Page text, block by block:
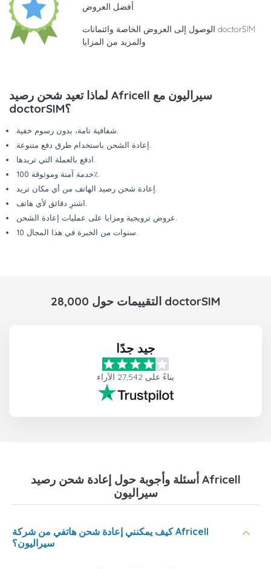
أفضل العروض
الوصول إلى العروض الخاصة وائتمانات doctorSIM
والمزيد من المزايا
لماذا تعيد شحن رصيد Africell سيراليون مع
doctorSIM؟
خدمة آمنة وموثوقة 100٪.
28,000 التقييمات حول doctorSIM
جيد جدًا
بناءً على 27,542 الآراء
أسئلة وأجوبة حول إعادة شحن رصيد Africell
سيراليون
كيف يمكنني إعادة شحن هاتفي من شركة Africell
سيراليون؟